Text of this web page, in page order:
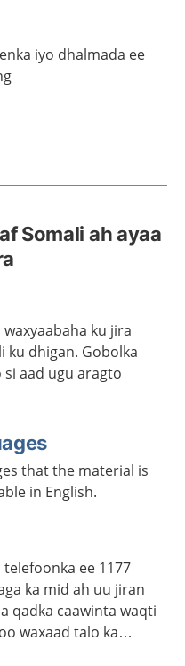
iyo dhalmada ee
Somali ah ayaa
ku jira
ku dhigan. Gobolka
si aad ugu aragto
that the material is
in English.
ee 1177
ka mid ah uu jiran
qadka caawinta waqti
waxaad talo ka